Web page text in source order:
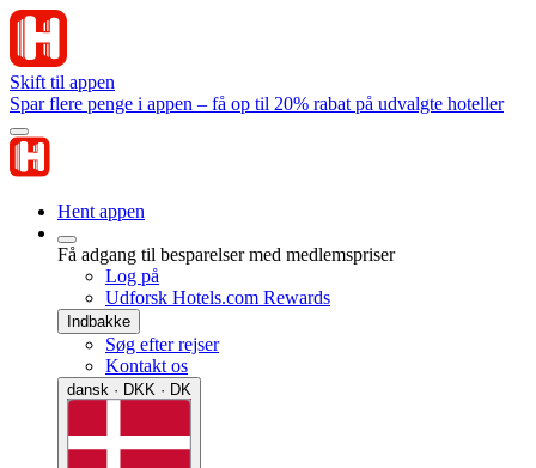
Skift til appen
Spar flere penge i appen – få op til 20% rabat på udvalgte hoteller
Hent appen
Få adgang til besparelser med medlemspriser
Log på
Udforsk Hotels.com Rewards
Indbakke
Søg efter rejser
Kontakt os
dansk · DKK · DK